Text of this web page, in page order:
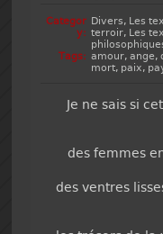
Categor
y:
Divers, Les
terroir, Les
Tags: amour,ange,
mort, paix,
Je ne sais si
des femmes
des ventres